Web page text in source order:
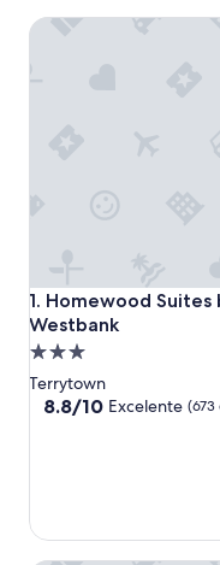
1. Homewood
Westbank
Homewood Suites by
Propiedad
de
3.0
Terrytown
8.8
8.8/10 Excelente
Homewood Suites